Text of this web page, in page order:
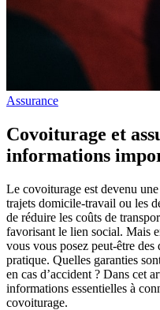
Assurance
Covoiturage et
informations
Le covoiturage est devenu
trajets domicile-travail ou les
de réduire les coûts de
favorisant le lien social. Mais
vous vous posez peut-être des
pratique. Quelles garanties
en cas d’accident ? Dans cet
informations essentielles à
covoiturage.